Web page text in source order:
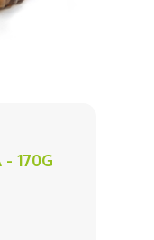
- 170G